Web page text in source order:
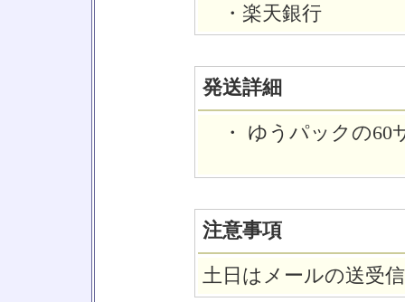
・楽天銀行
発送詳細
・ ゆうパックの60
注意事項
土日はメールの送受